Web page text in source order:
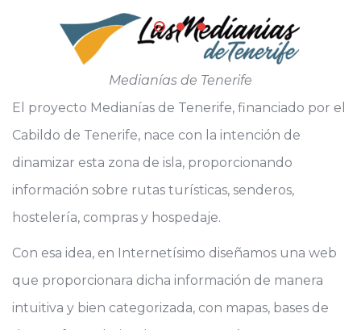
Medianías de Tenerife
El proyecto Medianías de Tenerife, financiado por el
Cabildo de Tenerife, nace con la intención de
dinamizar esta zona de isla, proporcionando
información sobre rutas turísticas, senderos,
hostelería, compras y hospedaje.
Con esa idea, en Internetísimo diseñamos una web
que proporcionara dicha información de manera
intuitiva y bien categorizada, con mapas, bases de